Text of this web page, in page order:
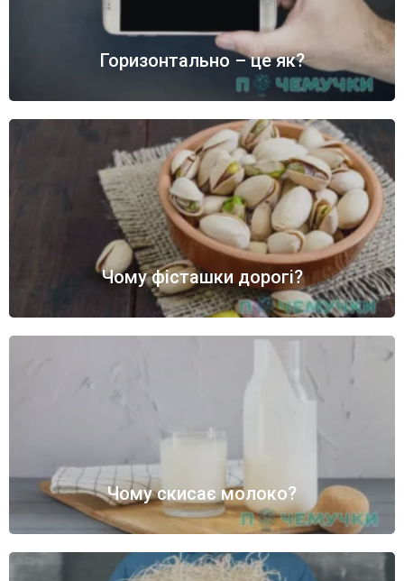
Горизонтально – це як?
Чому фісташки дорогі?
Чому скисає молоко?